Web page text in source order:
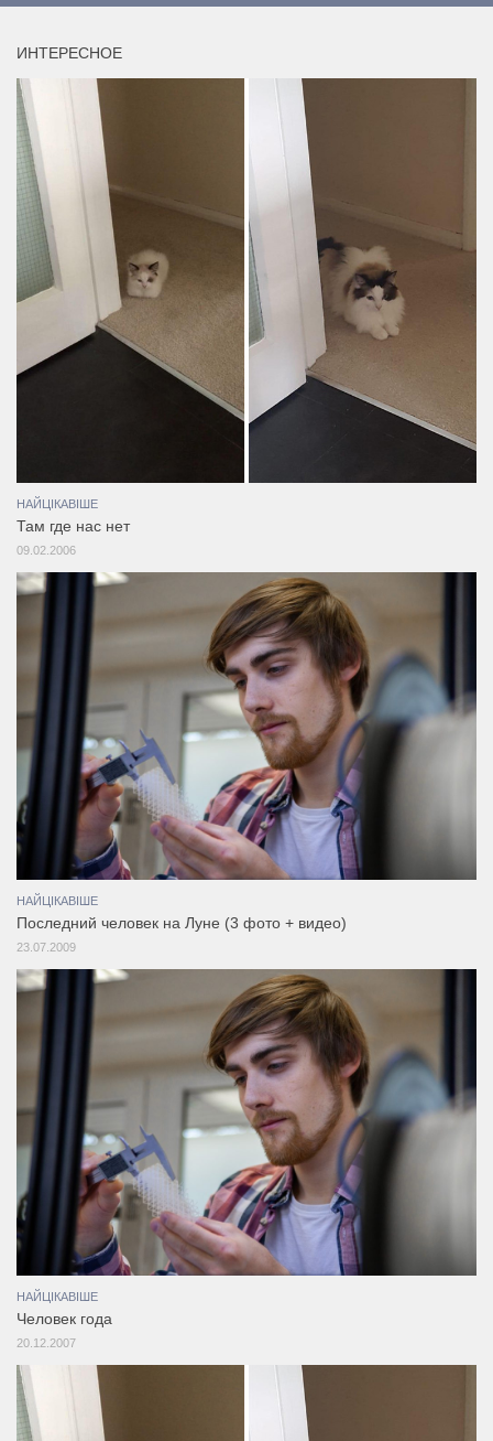
ИНТЕРЕСНОЕ
НАЙЦІКАВІШЕ
Там где нас нет
09.02.2006
НАЙЦІКАВІШЕ
Последний человек на Луне (3 фото + видео)
23.07.2009
НАЙЦІКАВІШЕ
Человек года
20.12.2007